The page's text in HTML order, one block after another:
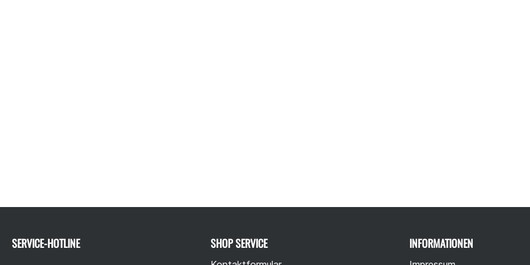
SERVICE-HOTLINE SHOP SERVICE INFORMATIONEN